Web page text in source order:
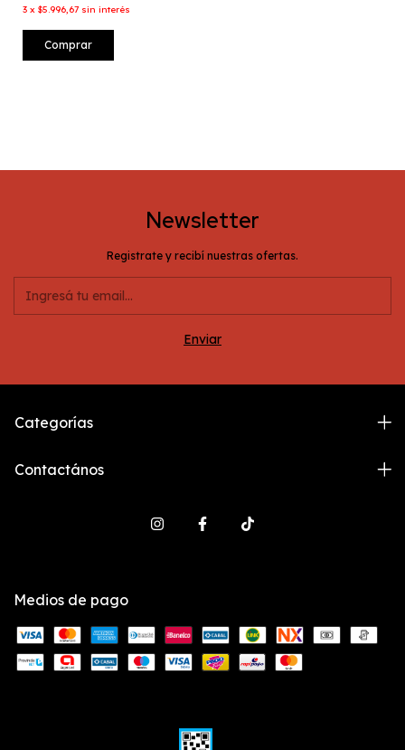
3 x $5.996,67 sin interés
Comprar
Newsletter
Registrate y recibí nuestras ofertas.
Categorías
Contactános
Medios de pago